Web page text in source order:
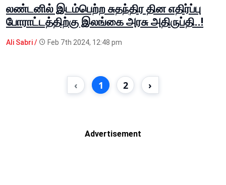
லண்டனில் இடம்பெற்ற சுதந்திர தின எதிர்ப்பு
போராட்டத்திற்கு இலங்கை அரசு அதிருப்தி..!
Ali Sabri / Feb 7th 2024, 12:48 pm
‹ 1 2 ›
Advertisement